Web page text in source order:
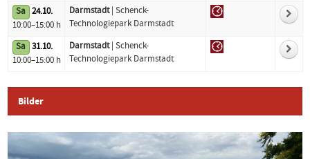
Sa 24.10.
10:00–15:00 h
Darmstadt| Schenck-
Technologiepark Darmstadt
Sa 31.10.
10:00–15:00 h
Darmstadt| Schenck-
Technologiepark Darmstadt
Bilder